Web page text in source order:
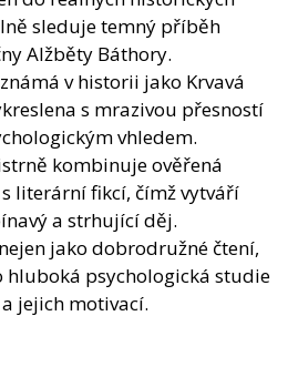
sleduje temný příběh
Alžběty Báthory.
v historii jako Krvavá
s mrazivou přesností
vhledem.
kombinuje ověřená
literární fikcí, čímž vytváří
a strhující děj.
jako dobrodružné čtení,
hluboká psychologická studie
jejich motivací.